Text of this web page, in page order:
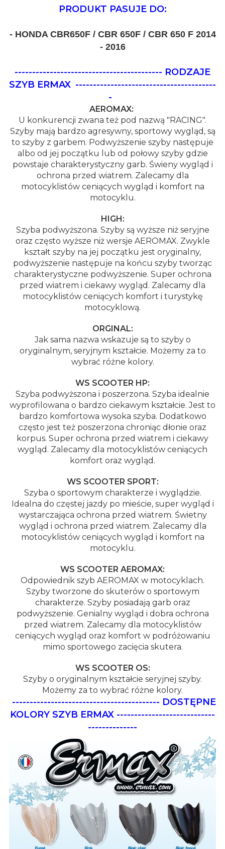
PRODUKT PASUJE DO:
- HONDA CBR650F / CBR 650F / CBR 650 F 2014
- 2016
------------------------------------------ RODZAJE
SZYB ERMAX ----------------------------------------
-
AEROMAX:
U konkurencji zwana też pod nazwą "RACING".
Szyby mają bardzo agresywny, sportowy wygląd, są
to szyby z garbem. Podwyższenie szyby następuje
albo od jej początku lub od połowy szyby gdzie
powstaje charakterystyczny garb. Świeny wygląd i
ochrona przed wiatrem. Zalecamy dla
motocyklistów ceniących wygląd i komfort na
motocyklu.
HIGH:
Szyba podwyższona. Szyby są wyższe niż seryjne
oraz często wyższe niż wersje AEROMAX. Zwykle
kształt szyby na jej początku jest oryginalny,
podwyższenie następuje na końcu szyby tworząc
charakterystyczne podwyższenie. Super ochrona
przed wiatrem i ciekawy wygląd. Zalecamy dla
motocyklistów ceniących komfort i turystykę
motocyklową.
ORGINAL:
Jak sama nazwa wskazuje są to szyby o
oryginalnym, seryjnym kształcie. Możemy za to
wybrać różne kolory.
WS SCOOTER HP:
Szyba podwyższona i poszerzona. Szyba idealnie
wyprofilowana o bardzo ciekawym kształcie. Jest to
bardzo komfortowa wysoka szyba. Dodatkowo
często jest też poszerzona chroniąc dłonie oraz
korpus. Super ochrona przed wiatrem i ciekawy
wygląd. Zalecamy dla motocyklistów ceniących
komfort oraz wygląd.
WS SCOOTER SPORT:
Szyba o sportowym charakterze i wyglądzie.
Idealna do częstej jazdy po mieście, super wygląd i
wystarczająca ochrona przed wiatrem. Świetny
wygląd i ochrona przed wiatrem. Zalecamy dla
motocyklistów ceniących wygląd i komfort na
motocyklu.
WS SCOOTER AEROMAX:
Odpowiednik szyb AEROMAX w motocyklach.
Szyby tworzone do skuterów o sportowym
charakterze. Szyby posiadają garb oraz
podwyższenie. Genialny wygląd i dobra ochrona
przed wiatrem. Zalecamy dla motocyklistów
ceniących wygląd oraz komfort w podróżowaniu
mimo sportowego zacięcia skutera.
WS SCOOTER OS:
Szyby o oryginalnym kształcie seryjnej szyby.
Możemy za to wybrać różne kolory.
------------------------------------------ DOSTĘPNE
KOLORY SZYB ERMAX ----------------------------
--------------